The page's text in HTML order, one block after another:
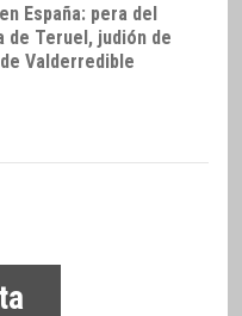
España: pera del
Teruel, judión de
Valderredible